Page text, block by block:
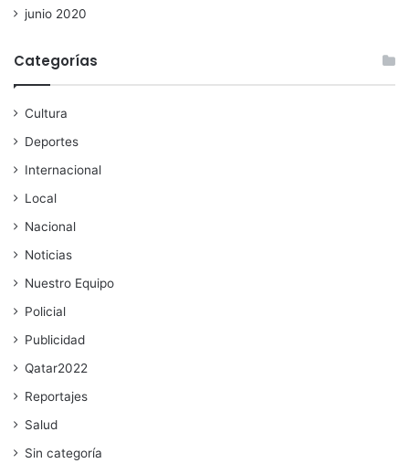
junio 2020
Categorías
Cultura
Deportes
Internacional
Local
Nacional
Noticias
Nuestro Equipo
Policial
Publicidad
Qatar2022
Reportajes
Salud
Sin categoría